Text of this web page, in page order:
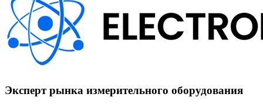
Эксперт рынка измерительного оборудования